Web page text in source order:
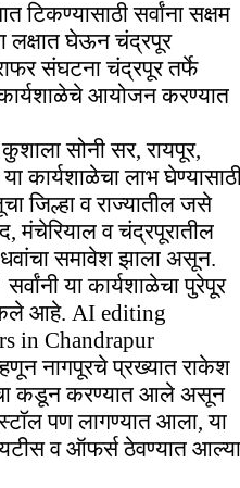
टिकण्यासाठी सर्वांना सक्षम
लक्षात घेऊन चंद्रपूर
संघटना चंद्रपूर तर्फे
आयोजन करण्यात
कुशाला सोनी सर, रायपूर,
कार्यशाळेचा लाभ
जिल्हा व राज्यातील जसे
मंचेरियाल व चंद्रपूरातील
समावेश झाला असून.
या कार्यशाळेचा पुरेपूर
आहे. AI editing
in Chandrapur
नागपूरचे प्रख्यात राकेश
कडून करण्यात आले असून
पण लागण्यात आला, या
व ऑफर्स ठेवण्यात आल्या